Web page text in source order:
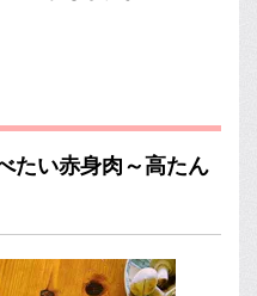
たい赤身肉～高たん